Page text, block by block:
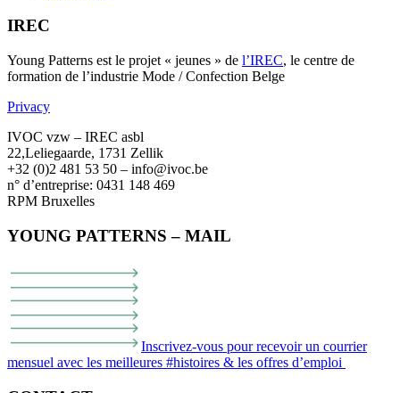
IREC
Young Patterns est le projet « jeunes » de l’IREC, le centre de
formation de l’industrie Mode / Confection Belge
Privacy
IVOC vzw – IREC asbl
22,Leliegaarde, 1731 Zellik
+32 (0)2 481 53 50 – info@ivoc.be
n° d’entreprise: 0431 148 469
RPM Bruxelles
YOUNG PATTERNS – MAIL
Inscrivez-vous pour recevoir un courrier
mensuel avec les meilleures #histoires & les offres d’emploi